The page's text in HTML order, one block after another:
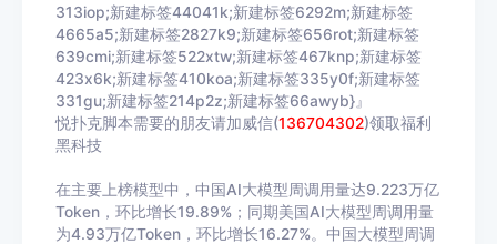
313iop;新建标签44041k;新建标签6292m;新建标签
4665a5;新建标签2827k9;新建标签656rot;新建标签
639cmi;新建标签522xtw;新建标签467knp;新建标签
423x6k;新建标签410koa;新建标签335y0f;新建标签
331gu;新建标签214p2z;新建标签66awyb}』
悦扑克脚本需要的朋友请加威信(136704302)领取福利
黑科技
在主要上榜模型中，中国AI大模型周调用量达9.223万亿
Token，环比增长19.89%；同期美国AI大模型周调用量
为4.93万亿Token，环比增长16.27%。中国大模型周调